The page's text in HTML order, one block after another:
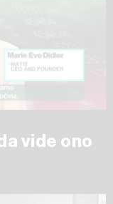
vide ono